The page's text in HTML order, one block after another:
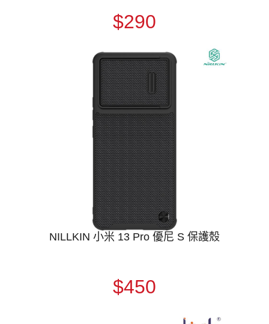
$290
NILLKIN 小米 13 Pro 優尼 S 保護殼
$450